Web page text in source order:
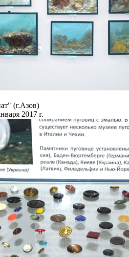
(г.Азов)
2017 г.